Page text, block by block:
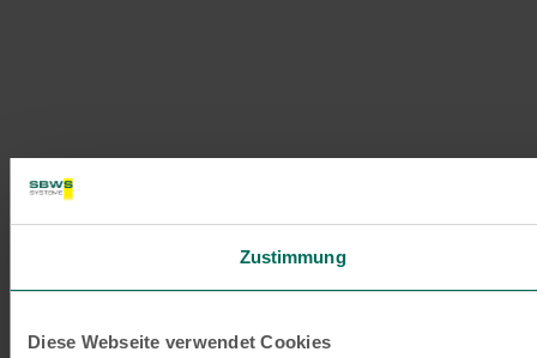
Zustimmung
Diese Webseite verwendet Cookies